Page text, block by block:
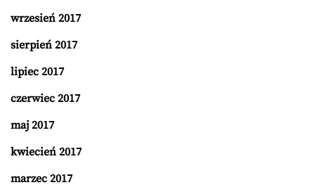
wrzesień 2017
sierpień 2017
lipiec 2017
czerwiec 2017
maj 2017
kwiecień 2017
marzec 2017